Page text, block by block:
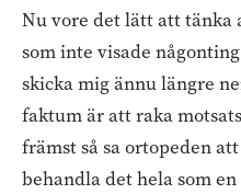
Nu vore det lätt att
som inte visade
skicka mig ännu längre
faktum är att raka
främst så sa ortopeden
behandla det hela som